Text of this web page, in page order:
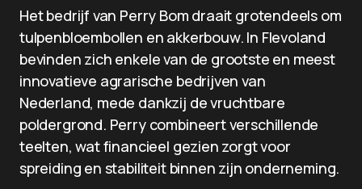
Het bedrijf van Perry Bom draait grotendeels om
tulpenbloembollen en akkerbouw. In Flevoland
bevinden zich enkele van de grootste en meest
innovatieve agrarische bedrijven van
Nederland, mede dankzij de vruchtbare
poldergrond. Perry combineert verschillende
teelten, wat financieel gezien zorgt voor
spreiding en stabiliteit binnen zijn onderneming.